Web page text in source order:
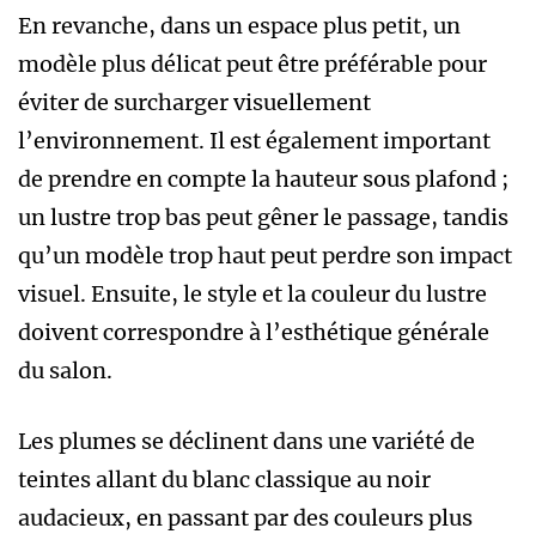
En revanche, dans un espace plus petit, un
modèle plus délicat peut être préférable pour
éviter de surcharger visuellement
l’environnement. Il est également important
de prendre en compte la hauteur sous plafond ;
un lustre trop bas peut gêner le passage, tandis
qu’un modèle trop haut peut perdre son impact
visuel. Ensuite, le style et la couleur du lustre
doivent correspondre à l’esthétique générale
du salon.
Les plumes se déclinent dans une variété de
teintes allant du blanc classique au noir
audacieux, en passant par des couleurs plus